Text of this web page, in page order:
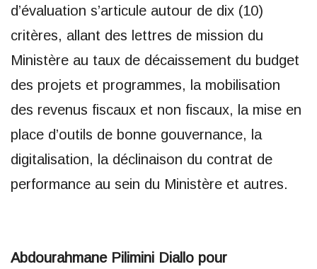
d’évaluation s’articule autour de dix (10)
critères, allant des lettres de mission du
Ministère au taux de décaissement du budget
des projets et programmes, la mobilisation
des revenus fiscaux et non fiscaux, la mise en
place d’outils de bonne gouvernance, la
digitalisation, la déclinaison du contrat de
performance au sein du Ministère et autres.
Abdourahmane Pilimini Diallo pour